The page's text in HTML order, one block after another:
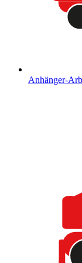
Anhänger-